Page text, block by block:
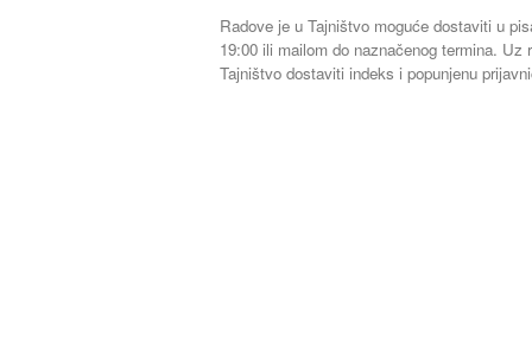
Radove je u Tajništvo moguće dostaviti u
19:00 ili mailom do naznačenog termina. Uz
Tajništvo dostaviti indeks i popunjenu